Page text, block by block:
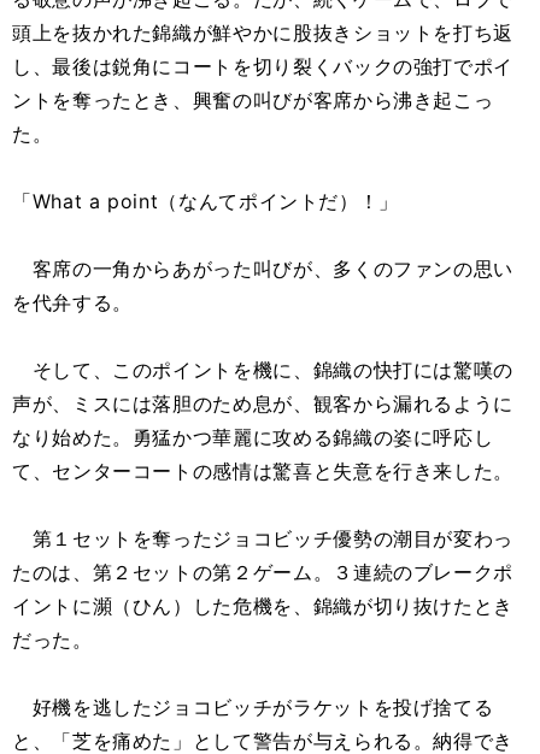
頭上を抜かれた錦織が鮮やかに股抜きショットを打ち返
し、最後は鋭角にコートを切り裂くバックの強打でポイ
ントを奪ったとき、興奮の叫びが客席から沸き起こっ
た。
「What a point（なんてポイントだ）！」
客席の一角からあがった叫びが、多くのファンの思い
を代弁する。
そして、このポイントを機に、錦織の快打には驚嘆の
声が、ミスには落胆のため息が、観客から漏れるように
なり始めた。勇猛かつ華麗に攻める錦織の姿に呼応し
て、センターコートの感情は驚喜と失意を行き来した。
第１セットを奪ったジョコビッチ優勢の潮目が変わっ
たのは、第２セットの第２ゲーム。３連続のブレークポ
イントに瀕（ひん）した危機を、錦織が切り抜けたとき
だった。
好機を逃したジョコビッチがラケットを投げ捨てる
と、「芝を痛めた」として警告が与えられる。納得でき